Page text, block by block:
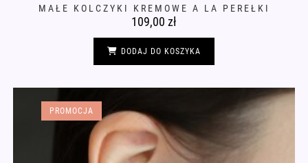
MAŁE KOLCZYKI KREMOWE A LA PEREŁKI
109,00 zł
DODAJ DO KOSZYKA
PROMOCJA